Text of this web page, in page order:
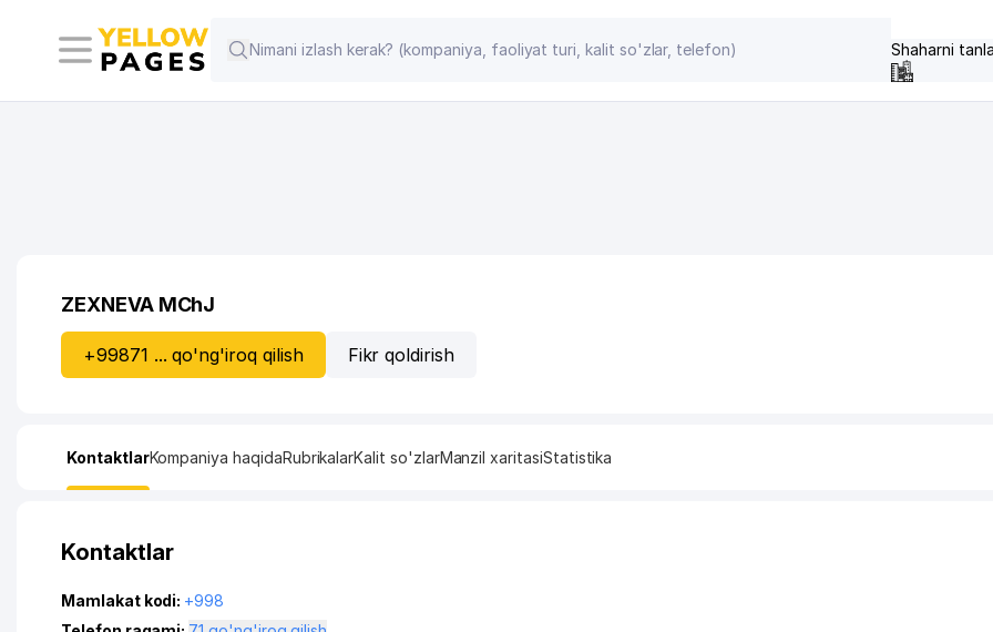
Shaharni
ZEXNEVA MChJ
+99871 ... qo'ng'iroq qilish Fikr qoldirish
KontaktlarKompaniya haqidaRubrikalarKalit so'zlarManzil xaritasiStatistika
Kontaktlar
Mamlakat kodi: +998